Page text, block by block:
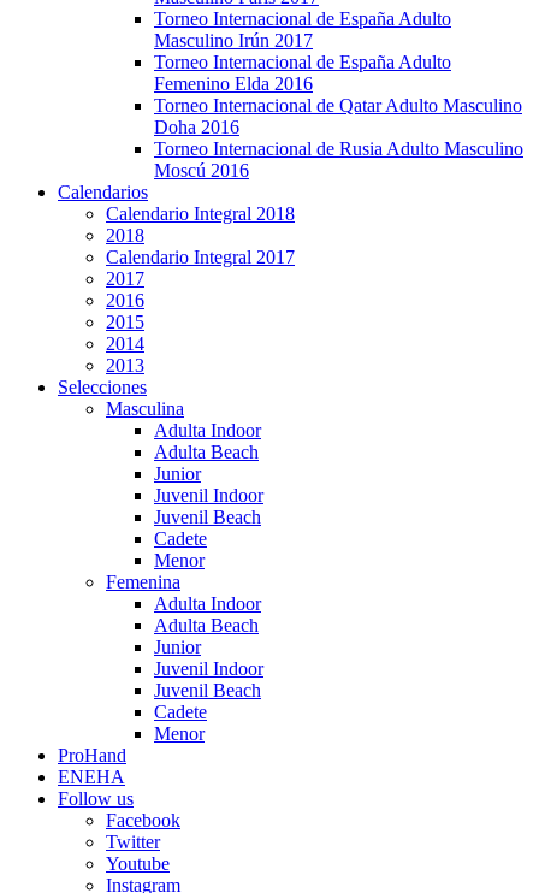
Torneo Internacional de España Adulto
Masculino Irún 2017
Torneo Internacional de España Adulto
Femenino Elda 2016
Torneo Internacional de Qatar Adulto Masculino
Doha 2016
Torneo Internacional de Rusia Adulto Masculino
Moscú 2016
Calendarios
Calendario Integral 2018
2018
Calendario Integral 2017
2017
2016
2015
2014
2013
Selecciones
Masculina
Adulta Indoor
Adulta Beach
Junior
Juvenil Indoor
Juvenil Beach
Cadete
Menor
Femenina
Adulta Indoor
Adulta Beach
Junior
Juvenil Indoor
Juvenil Beach
Cadete
Menor
ProHand
ENEHA
Follow us
Facebook
Twitter
Youtube
Instagram